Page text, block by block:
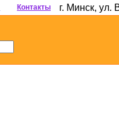
Контакты г. Минск, ул.